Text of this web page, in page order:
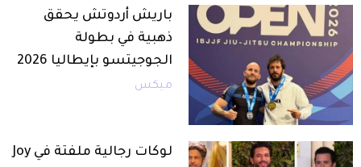
باريش أردوتش يحقق
ذهبية في بطولة
الجوجيتسو بإيطاليا 2026
ميكس
لوكات رجالية ملفتة في Joy